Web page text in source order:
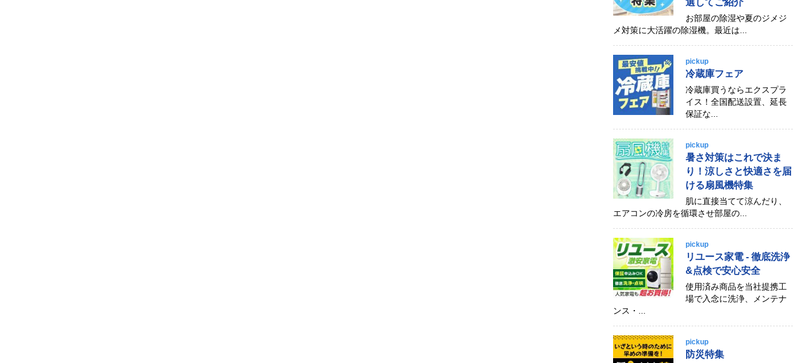
選してご紹介
お部屋の除湿や夏のジメジ
メ対策に大活躍の除湿機。最近は...
pickup
冷蔵庫フェア
冷蔵庫買うならエクスプラ
イス！全国配送設置、延長
保証な...
pickup
暑さ対策はこれで決ま
り！涼しさと快適さを届
ける扇風機特集
肌に直接当てて涼んだり、
エアコンの冷房を循環させ部屋の...
pickup
リユース家電 - 徹底洗浄
&点検で安心安全
使用済み商品を当社提携工
場で入念に洗浄、メンテナ
ンス・...
pickup
防災特集